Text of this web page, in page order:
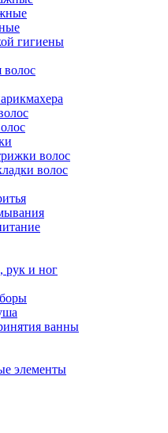
гигиены
волос
волос
волос
рук и ног
ванны
элементы